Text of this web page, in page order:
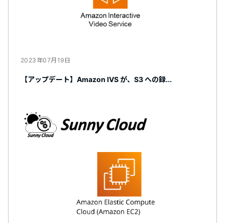
2023年07月19日
【アップデート】Amazon IVS が、S3 への録...